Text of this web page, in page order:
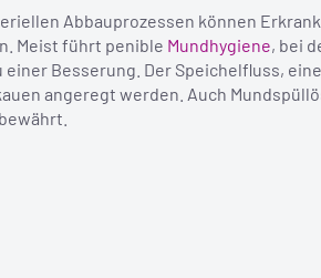
Abbauprozessen können
Meist führt penible Mundhygiene, bei
einer Besserung. Der Speichelfluss,
angeregt werden. Auch